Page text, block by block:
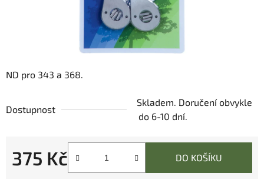
ND pro 343 a 368.
Dostupnost
Skladem. Doručení obvykle
do 6-10 dní.
375 Kč DO KOŠÍKU